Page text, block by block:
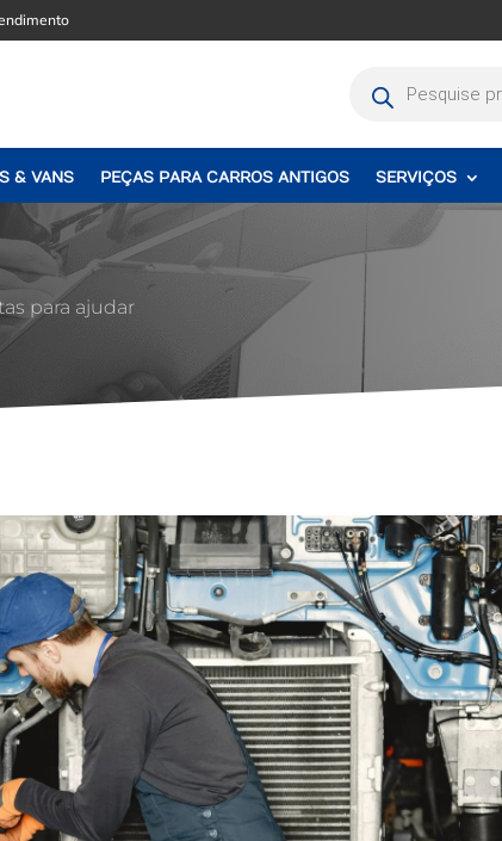
produtos
& VANS PEÇAS PARA CARROS ANTIGOS SERVIÇOS
para ajudar